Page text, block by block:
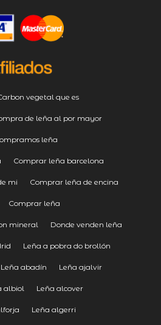
vegetal que es
de leña al por mayor
leña
Comprar leña barcelona
mi Comprar leña de encina
Comprar leña
mineral Donde venden leña
Leña a pobra do brollón
Leña abadín Leña ajalvir
albiol Leña alcover
Leña algerri